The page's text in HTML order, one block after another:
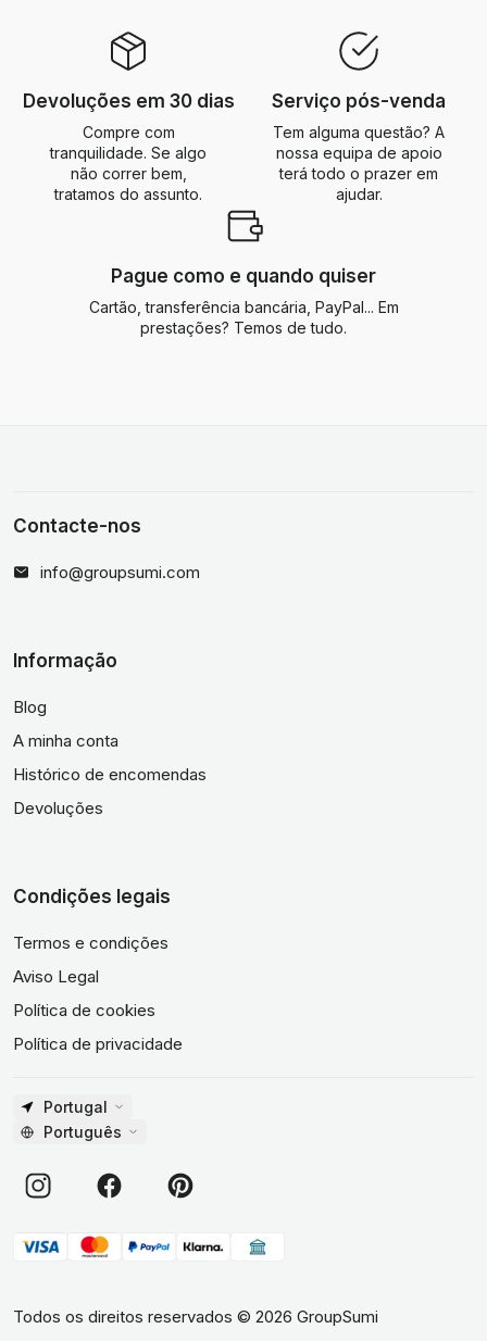
Devoluções em 30 dias
Compre com
tranquilidade. Se algo
não correr bem,
tratamos do assunto.
Serviço pós-venda
Tem alguma questão? A
nossa equipa de apoio
terá todo o prazer em
ajudar.
Pague como e quando quiser
Cartão, transferência bancária, PayPal... Em
prestações? Temos de tudo.
Contacte-nos
info@groupsumi.com
Informação
Blog
A minha conta
Histórico de encomendas
Devoluções
Condições legais
Termos e condições
Aviso Legal
Política de cookies
Política de privacidade
Portugal
Português
Todos os direitos reservados © 2026 GroupSumi